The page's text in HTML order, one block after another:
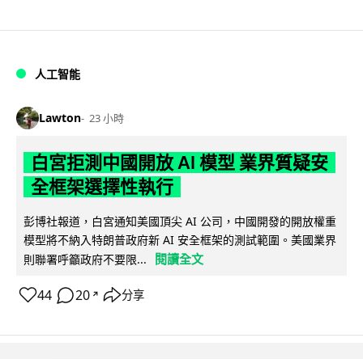
人工智能
Lawton 23 小時
白宮拒測中國開放 AI 模型 業界質疑安
全框架選擇性執行
彭博社報道，白宮通知美國頂尖 AI 公司，中國開發的開放權重
模型將不納入特朗普政府新 AI 安全框架的測試範圍。美國業界
則聯署呼籲政府不要限...
閱讀全文
44 20 ↗ 分享